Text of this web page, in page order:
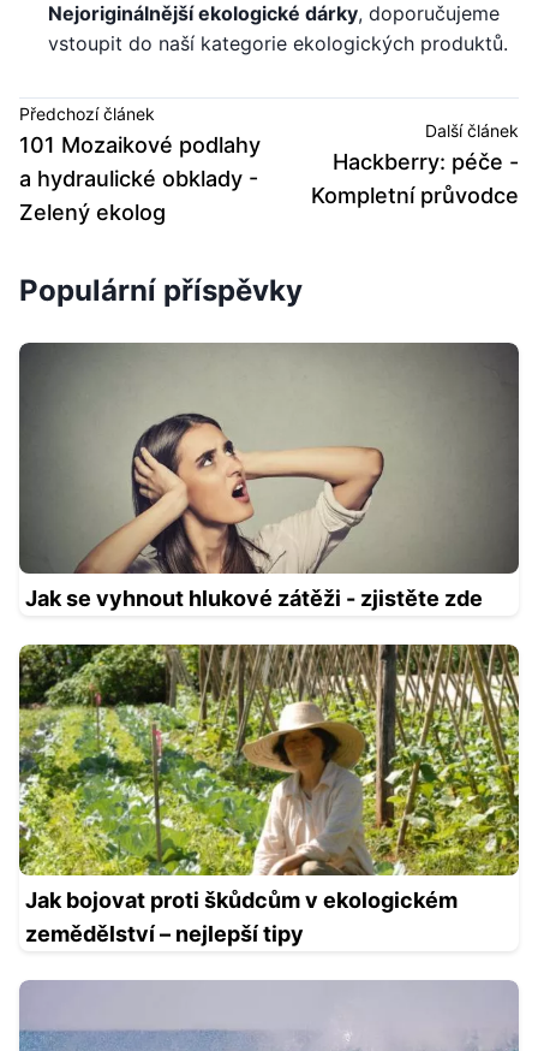
Nejoriginálnější ekologické dárky, doporučujeme
vstoupit do naší kategorie ekologických produktů.
Předchozí článek
101 Mozaikové podlahy
a hydraulické obklady -
Zelený ekolog
Další článek
Hackberry: péče -
Kompletní průvodce
Populární příspěvky
Jak se vyhnout hlukové zátěži - zjistěte zde
Jak bojovat proti škůdcům v ekologickém
zemědělství – nejlepší tipy